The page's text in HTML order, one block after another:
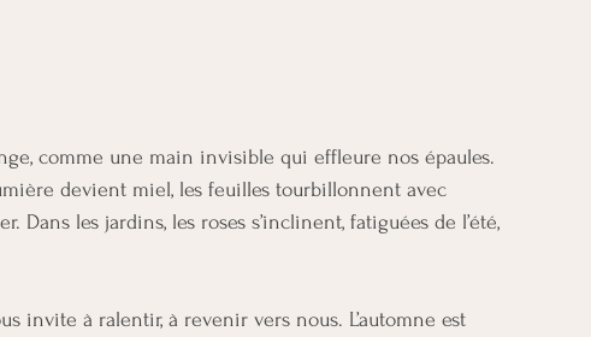
comme une main invisible qui effleure nos épaules.
devient miel, les feuilles tourbillonnent avec
Dans les jardins, les roses s’inclinent, fatiguées de l’été,
invite à ralentir, à revenir vers nous. L’automne est